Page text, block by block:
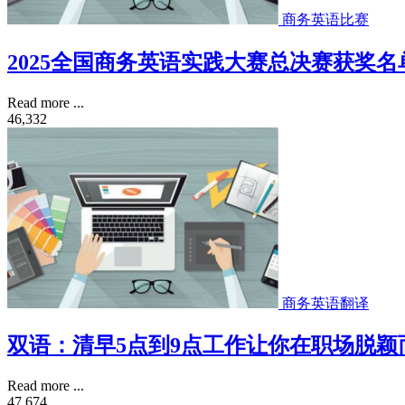
商务英语比赛
2025全国商务英语实践大赛总决赛获奖名
Read more ...
46,332
商务英语翻译
双语：清早5点到9点工作让你在职场脱颖
Read more ...